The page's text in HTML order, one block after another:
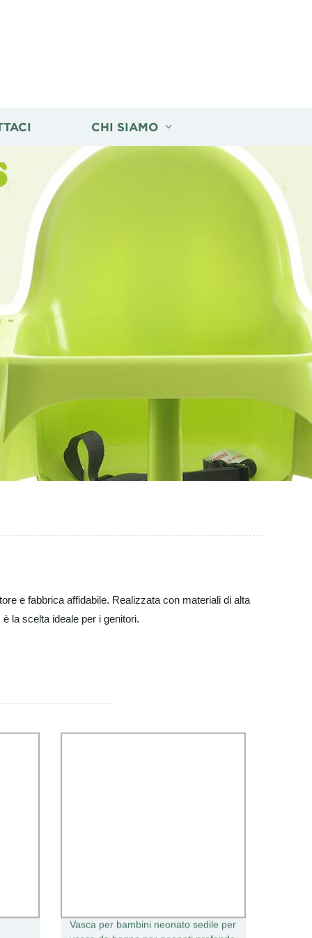
CHI SIAMO
e fabbrica affidabile. Realizzata con materiali di alta
la scelta ideale per i genitori.
Vasca per bambini neonato sedile per